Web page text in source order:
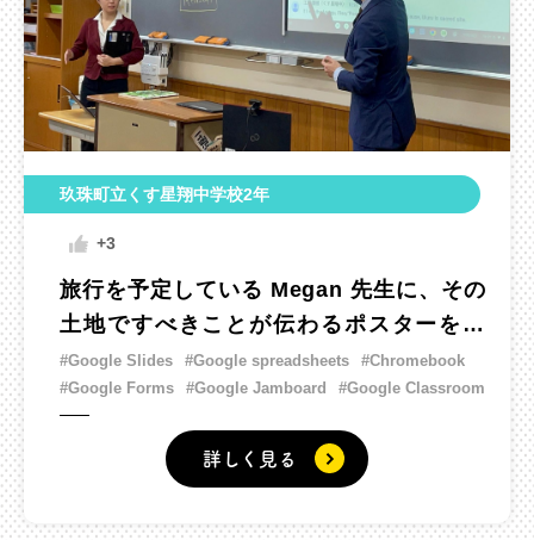
玖珠町立くす星翔中学校2年
+3
旅行を予定している Megan 先生に、その
土地ですべきことが伝わるポスターを作
ろう。
#Google Slides #Google spreadsheets
#Chromebook
#Google Forms
#Google Jamboard #Google Classroom
詳しく見る